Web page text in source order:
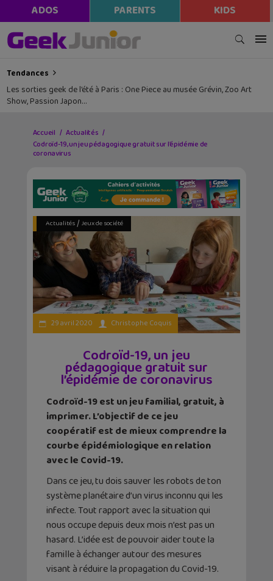
ADOS PARENTS KIDS
Tendances
Les sorties geek de l’été à Paris : One Piece au musée Grévin, Zoo Art
Show, Passion Japon…
Accueil
Actualités
Codroïd-19, un jeu pédagogique gratuit sur l’épidémie de
coronavirus
Actualités/ Jeux de société
29 avril 2020 Christophe Coquis
Codroïd-19, un jeu
pédagogique gratuit sur
l’épidémie de coronavirus
Codroïd-19 est un jeu familial, gratuit, à
imprimer. L’objectif de ce jeu
coopératif est de mieux comprendre la
courbe épidémiologique en relation
avec le Covid-19.
Dans ce jeu, tu dois sauver les robots de ton
système planétaire d’un virus inconnu qui les
infecte. Tout rapport avec la situation qui
nous occupe depuis deux mois n’est pas un
hasard. L’idée est de pouvoir aider toute la
famille à échanger autour des mesures
visant à réduire la propagation du Covid-19.